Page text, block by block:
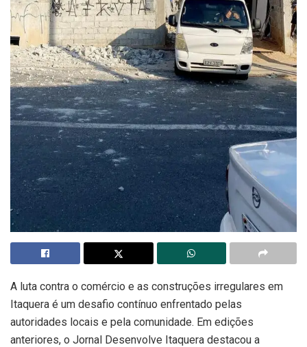
A luta contra o comércio e as construções irregulares em
Itaquera é um desafio contínuo enfrentado pelas
autoridades locais e pela comunidade. Em edições
anteriores, o Jornal Desenvolve Itaquera destacou a